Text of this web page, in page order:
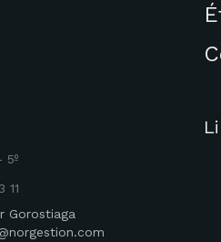
5º
11
Gorostiaga